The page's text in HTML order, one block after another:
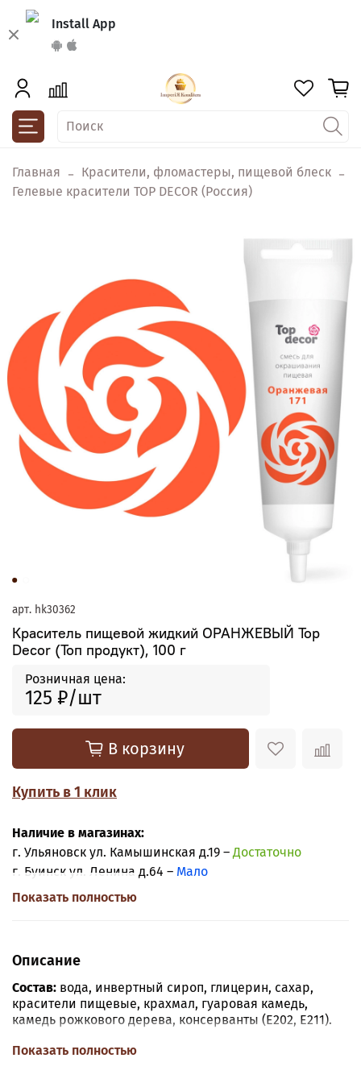
Install App
Главная
Красители, фломастеры, пищевой блеск
Гелевые красители TOP DECOR (Россия)
арт. hk30362
Краситель пищевой жидкий ОРАНЖЕВЫЙ Top
Decor (Топ продукт), 100 г
Розничная цена:
125 ₽
В корзину
Купить в 1 клик
Наличие в магазинах:
г. Ульяновск ул. Камышинская д.19 –Достаточно
г. Буинск ул. Ленина д.64 – Мало
Показать полностью
Описание
Состав: вода, инвертный сироп, глицерин, сахар,
красители пищевые, крахмал, гуаровая камедь,
камедь рожкового дерева, консерванты (Е202, Е211).
Объём тюбика:100 мл.
Показать полностью